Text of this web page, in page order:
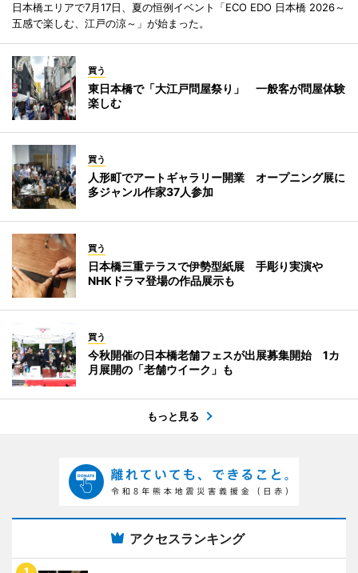
日本橋エリアで7月17日、夏の恒例イベント「ECO EDO 日本橋 2026～
五感で楽しむ、江戸の涼～」が始まった。
買う
東日本橋で「大江戸問屋祭り」 一般客が問屋体験
楽しむ
買う
人形町でアートギャラリー開業 オープニング展に
多ジャンル作家37人参加
買う
日本橋三重テラスで伊勢型紙展 手彫り実演や
NHKドラマ登場の作品展示も
買う
今秋開催の日本橋老舗フェスが出展募集開始 1カ
月展開の「老舗ウイーク」も
もっと見る
アクセスランキング